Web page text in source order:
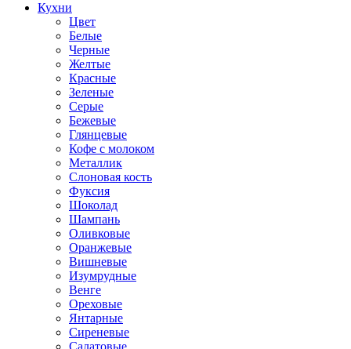
Кухни
Цвет
Белые
Черные
Желтые
Красные
Зеленые
Серые
Бежевые
Глянцевые
Кофе с молоком
Металлик
Слоновая кость
Фуксия
Шоколад
Шампань
Оливковые
Оранжевые
Вишневые
Изумрудные
Венге
Ореховые
Янтарные
Сиреневые
Салатовые